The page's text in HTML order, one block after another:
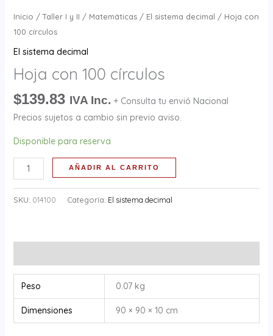
Inicio /Taller I y II / Matemáticas/ El sistema decimal / Hoja con
100 círculos
El sistema decimal
Hoja con 100 círculos
$139.83 IVA Inc. + Consulta tu envió Nacional
Precios sujetos a cambio sin previo aviso.
Disponible para reserva
con
100
AÑADIR AL CARRITO
SKU: 014100 Categoría: El sistema decimal
Peso 0.07 kg
Dimensiones 90 × 90 × 10 cm